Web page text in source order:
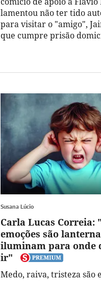
lamentou não ter tido
para visitar o "amigo",
que cumpre prisão
Susana Lúcio
Carla Lucas Correia:
emoções são
iluminam para onde
ir"
Medo, raiva, tristeza são